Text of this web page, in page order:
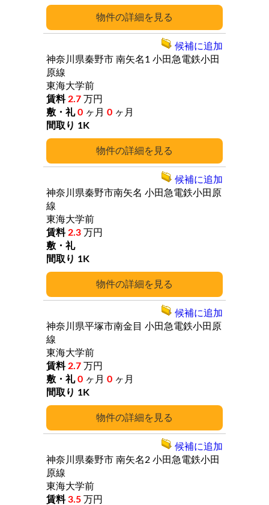
詳細
詳細
神奈川県秦野市 南矢名1 小田急電鉄小田
原線
東海大学前
2.7 万円
0 ヶ月 0 ヶ月
1K
候補に追加
詳細
神奈川県秦野市南矢名 小田急電鉄小田原
線
東海大学前
2.3 万円
1K
候補に追加
詳細
神奈川県平塚市南金目 小田急電鉄小田原
線
東海大学前
2.7 万円
0 ヶ月 0 ヶ月
1K
候補に追加
神奈川県秦野市 南矢名2 小田急電鉄小田
原線
東海大学前
3.5 万円
候補に追加